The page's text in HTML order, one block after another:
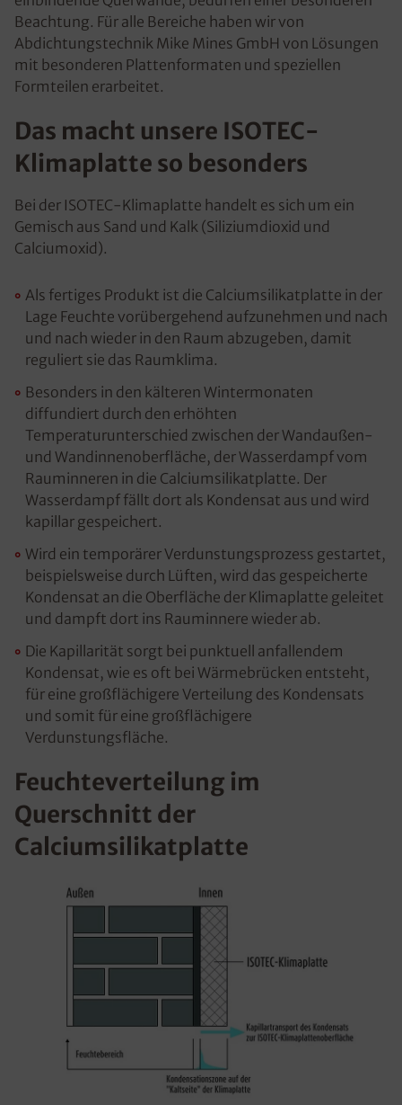
Beachtung. Für alle Bereiche haben wir von
Abdichtungstechnik Mike Mines GmbH von Lösungen
mit besonderen Plattenformaten und speziellen
Formteilen erarbeitet.
Das macht unsere ISOTEC-
Klimaplatte so besonders
Bei der ISOTEC-Klimaplatte handelt es sich um ein
Gemisch aus Sand und Kalk (Siliziumdioxid und
Calciumoxid).
Als fertiges Produkt ist die Calciumsilikatplatte in der
Lage Feuchte vorübergehend aufzunehmen und nach
und nach wieder in den Raum abzugeben, damit
reguliert sie das Raumklima.
Besonders in den kälteren Wintermonaten
diffundiert durch den erhöhten
Temperaturunterschied zwischen der Wandaußen-
und Wandinnenoberfläche, der Wasserdampf vom
Rauminneren in die Calciumsilikatplatte. Der
Wasserdampf fällt dort als Kondensat aus und wird
kapillar gespeichert.
Wird ein temporärer Verdunstungsprozess gestartet,
beispielsweise durch Lüften, wird das gespeicherte
Kondensat an die Oberfläche der Klimaplatte geleitet
und dampft dort ins Rauminnere wieder ab.
Die Kapillarität sorgt bei punktuell anfallendem
Kondensat, wie es oft bei Wärmebrücken entsteht,
für eine großflächigere Verteilung des Kondensats
und somit für eine großflächigere
Verdunstungsfläche.
Feuchteverteilung im
Querschnitt der
Calciumsilikatplatte